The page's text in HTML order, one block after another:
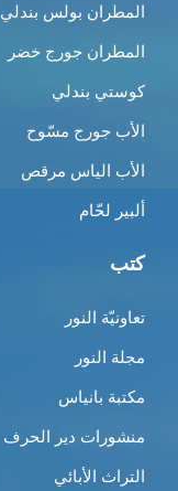
المطران بولس بندلي
المطران جورج خضر
كوستي بندلي
الأب جورج مسّوح
الأب الياس مرقص
ألبير لحّام
كتب
تعاونيّة النور
مجلة النور
مكتبة بانياس
منشورات دير الحرف
التراث الأبائي